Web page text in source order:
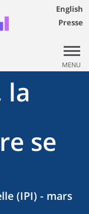
English
Presse
MENU
la
se
(IPI) - mars